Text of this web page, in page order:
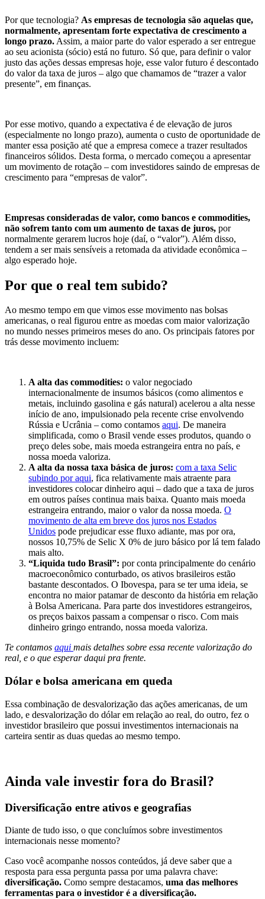
Por que tecnologia? As empresas de tecnologia são aquelas que,
normalmente, apresentam forte expectativa de crescimento a
longo prazo. Assim, a maior parte do valor esperado a ser entregue
ao seu acionista (sócio) está no futuro. Só que, para definir o valor
justo das ações dessas empresas hoje, esse valor futuro é descontado
do valor da taxa de juros – algo que chamamos de “trazer a valor
presente”, em finanças.
Por esse motivo, quando a expectativa é de elevação de juros
(especialmente no longo prazo), aumenta o custo de oportunidade de
manter essa posição até que a empresa comece a trazer resultados
financeiros sólidos. Desta forma, o mercado começou a apresentar
um movimento de rotação – com investidores saindo de empresas de
crescimento para “empresas de valor”.
Empresas consideradas de valor, como bancos e commodities,
não sofrem tanto com um aumento de taxas de juros, por
normalmente gerarem lucros hoje (daí, o “valor”). Além disso,
tendem a ser mais sensíveis a retomada da atividade econômica –
algo esperado hoje.
Por que o real tem subido?
Ao mesmo tempo em que vimos esse movimento nas bolsas
americanas, o real figurou entre as moedas com maior valorização
no mundo nesses primeiros meses do ano. Os principais fatores por
trás desse movimento incluem:
A alta das commodities: o valor negociado
internacionalmente de insumos básicos (como alimentos e
metais, incluindo gasolina e gás natural) acelerou a alta nesse
início de ano, impulsionado pela recente crise envolvendo
Rússia e Ucrânia – como contamos aqui. De maneira
simplificada, como o Brasil vende esses produtos, quando o
preço deles sobe, mais moeda estrangeira entra no país, e
nossa moeda valoriza.
A alta da nossa taxa básica de juros: com a taxa Selic
subindo por aqui, fica relativamente mais atraente para
investidores colocar dinheiro aqui – dado que a taxa de juros
em outros países continua mais baixa. Quanto mais moeda
estrangeira entrando, maior o valor da nossa moeda. O
movimento de alta em breve dos juros nos Estados
Unidos pode prejudicar esse fluxo adiante, mas por ora,
nossos 10,75% de Selic X 0% de juro básico por lá tem falado
mais alto.
“Liquida tudo Brasil”: por conta principalmente do cenário
macroeconômico conturbado, os ativos brasileiros estão
bastante descontados. O Ibovespa, para se ter uma ideia, se
encontra no maior patamar de desconto da história em relação
à Bolsa Americana. Para parte dos investidores estrangeiros,
os preços baixos passam a compensar o risco. Com mais
dinheiro gringo entrando, nossa moeda valoriza.
Te contamos aqui mais detalhes sobre essa recente valorização do
real, e o que esperar daqui pra frente.
Dólar e bolsa americana em queda
Essa combinação de desvalorização das ações americanas, de um
lado, e desvalorização do dólar em relação ao real, do outro, fez o
investidor brasileiro que possui investimentos internacionais na
carteira sentir as duas quedas ao mesmo tempo.
Ainda vale investir fora do Brasil?
Diversificação entre ativos e geografias
Diante de tudo isso, o que concluímos sobre investimentos
internacionais nesse momento?
Caso você acompanhe nossos conteúdos, já deve saber que a
resposta para essa pergunta passa por uma palavra chave:
diversificação. Como sempre destacamos, uma das melhores
ferramentas para o investidor é a diversificação.